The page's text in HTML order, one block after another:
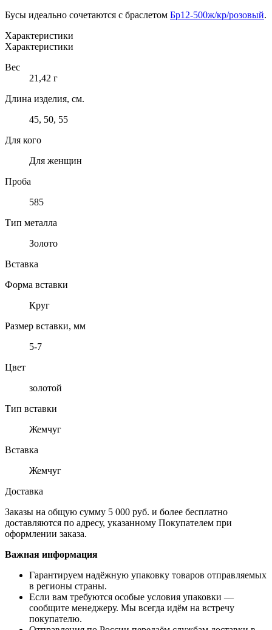
Бусы идеально сочетаются с браслетом Бр12-500ж/кр/розовый.
Характеристики
Характеристики
Вес
21,42 г
Длина изделия, см.
45, 50, 55
Для кого
Для женщин
Проба
585
Тип металла
Золото
Вставка
Форма вставки
Круг
Размер вставки, мм
5-7
Цвет
золотой
Тип вставки
Жемчуг
Вставка
Жемчуг
Доставка
Заказы на общую сумму 5 000 руб. и более бесплатно
доставляются по адресу, указанному Покупателем при
оформлении заказа.
Важная информация
Гарантируем надёжную упаковку товаров отправляемых
в регионы страны.
Если вам требуются особые условия упаковки —
сообщите менеджеру. Мы всегда идём на встречу
покупателю.